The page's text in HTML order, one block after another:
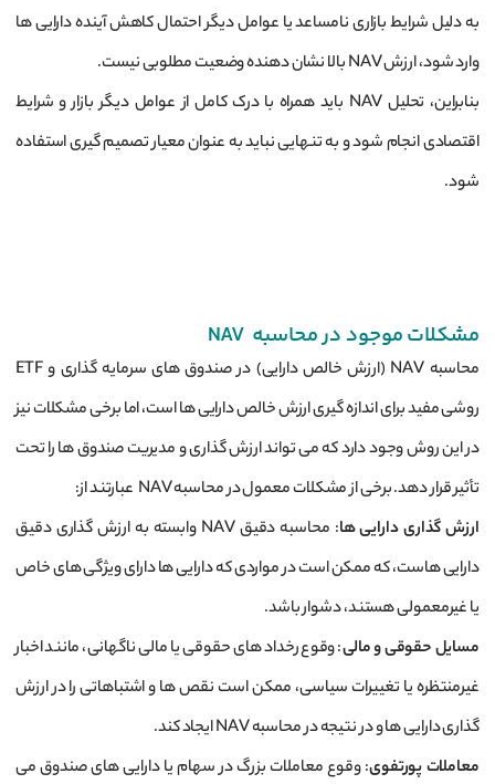
به دلیل شرایط بازاری نامساعد یا عوامل دیگر احتمال کاهش آینده دارایی‌ ها
وارد شود، ارزش NAV بالا نشان دهنده وضعیت مطلوبی نیست.
بنابراین، تحلیل NAV باید همراه با درک کامل از عوامل دیگر بازار و شرایط
اقتصادی انجام شود و به تنهایی نباید به عنوان معیار تصمیم ‌گیری استفاده
شود.
مشکلات موجود در محاسبه NAV
محاسبه NAV (ارزش خالص دارایی) در صندوق ‌های سرمایه‌ گذاری و ETF
روشی مفید برای اندازه‌ گیری ارزش خالص دارایی ‌ها است، اما برخی مشکلات نیز
در این روش وجود دارد که می ‌تواند ارزش ‌گذاری و مدیریت صندوق‌ ها را تحت
تأثیر قرار دهد. برخی از مشکلات معمول در محاسبه NAV عبارتند از:
ارزش ‌گذاری دارایی ‌ها
: محاسبه دقیق NAV وابسته به ارزش ‌گذاری دقیق
دارایی ‌هاست، که ممکن است در مواردی که دارایی‌ ها دارای ویژگی‌ های خاص
یا غیرمعمولی هستند، دشوار باشد.
مسایل حقوقی و مالی: وقوع رخداد های حقوقی یا مالی ناگهانی، مانند اخبار
غیرمنتظره یا تغییرات سیاسی، ممکن است نقص ‌ها و اشتباهاتی را در ارزش
‌گذاری دارایی‌ ها و در نتیجه در محاسبه NAV ایجاد کند.
معاملات پورتفوی: وقوع معاملات بزرگ در سهام یا دارایی ‌های صندوق می